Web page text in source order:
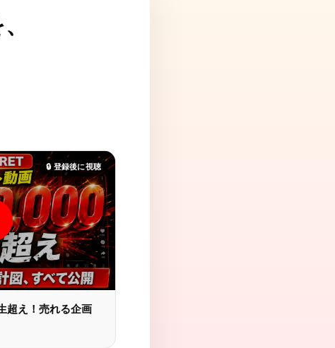
🔒 登録後に視聴
超え！売れる企画